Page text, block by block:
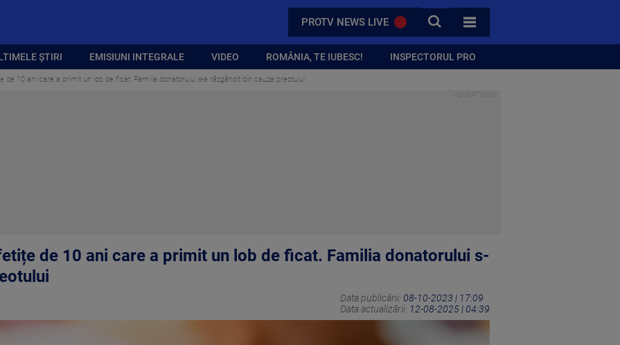
PROTV NEWS LIVE CAUTA
TOATE CATEGORIILE
ȘTIRI EMISIUNI INTEGRALE VIDEO ROMÂNIA, TE IUBESC! INSPECTORUL PRO
de 10 ani care a primit un lob de ficat. Familia donatorului s-a răzgândit din cauza preotului
de 10 ani care a primit un lob de ficat. Familia donatorului s-
Data publicării: 08-10-2023 | 17:09
Data actualizării: 12-08-2025 | 04:39